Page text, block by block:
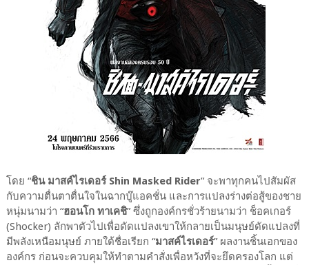
โดย “ชิน มาสค์ไรเดอร์ Shin Masked Rider” จะพาทุกคนไปสัมผัส
กับความตื่นตาตื่นใจในฉากบู๊แอคชั่น และการแปลงร่างต่อสู้ของชาย
หนุ่มนามว่า “ฮอนโก ทาเคชิ” ซึ่งถูกองค์กรชั่วร้ายนามว่า ช็อคเกอร์
(Shocker) ลักพาตัวไปเพื่อดัดแปลงเขาให้กลายเป็นมนุษย์ดัดแปลงที่
มีพลังเหนือมนุษย์ ภายใต้ชื่อเรียก “มาสค์ไรเดอร์” ผลงานชิ้นเอกของ
องค์กร ก่อนจะควบคุมให้ทำตามคำสั่งเพื่อหวังที่จะยึดครองโลก แต่